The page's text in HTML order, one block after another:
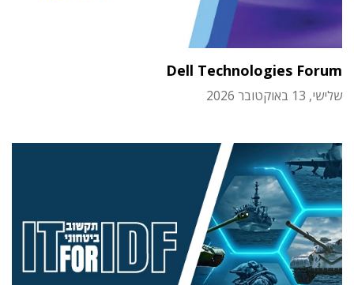
Dell Technologies Forum
שלישי, 13 באוקטובר 2026